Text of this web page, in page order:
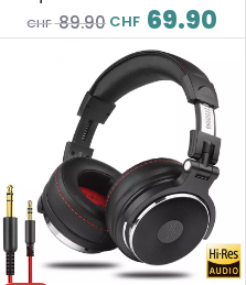
CHF89.90 CHF 69.90